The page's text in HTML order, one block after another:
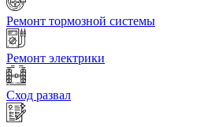
Ремонт тормозной системы
Ремонт электрики
Сход развал